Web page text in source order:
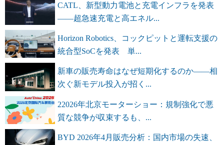
CATL、新型動力電池と充電インフラを発表
――超急速充電と高エネル...
Horizon Robotics、コックピットと運転支援の
統合型SoCを発表 単...
新車の販売寿命はなぜ短期化するのか――相
次ぐ新モデル投入が招く...
22026年北京モーターショー：規制強化で悪
質な競争が収束するも、...
BYD 2026年4月販売分析：国内市場の失速、